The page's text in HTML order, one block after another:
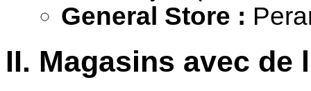
General Store :
II. Magasins avec